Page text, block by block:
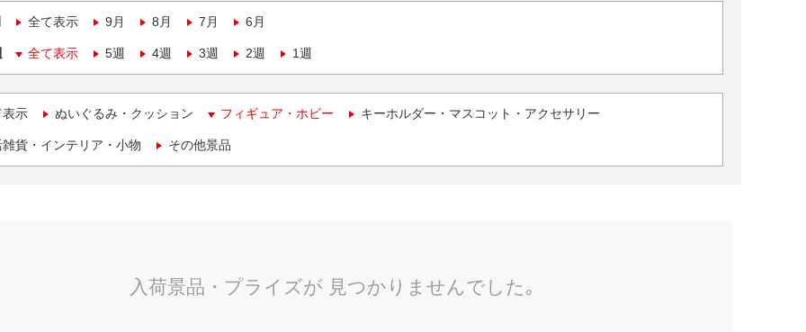
全て表示 9月 8月 7月 6月
全て表示 5週 4週 3週 2週 1週
表示 ぬいぐるみ・クッション フィギュア・ホビー キーホルダー・マスコット・アクセサリー
貨・インテリア・小物 その他景品